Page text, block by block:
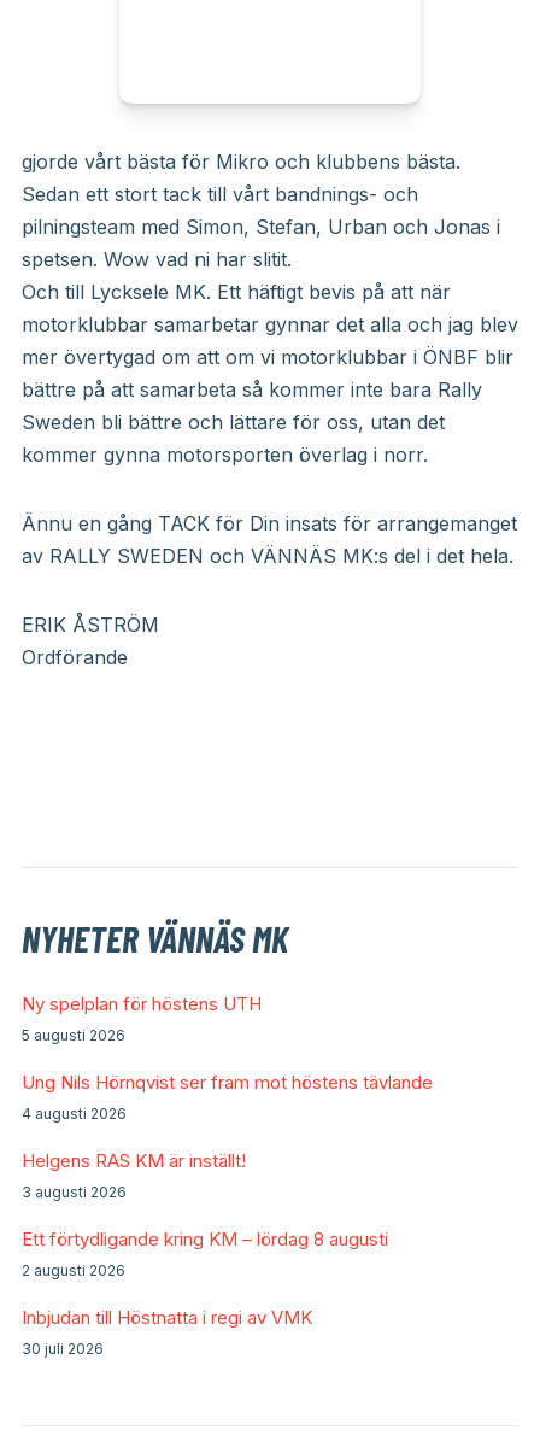
gjorde vårt bästa för Mikro och klubbens bästa.
Sedan ett stort tack till vårt bandnings- och
pilningsteam med Simon, Stefan, Urban och Jonas i
spetsen. Wow vad ni har slitit.
Och till Lycksele MK. Ett häftigt bevis på att när
motorklubbar samarbetar gynnar det alla och jag blev
mer övertygad om att om vi motorklubbar i ÖNBF blir
bättre på att samarbeta så kommer inte bara Rally
Sweden bli bättre och lättare för oss, utan det
kommer gynna motorsporten överlag i norr.
Ännu en gång TACK för Din insats för arrangemanget
av RALLY SWEDEN och VÄNNÄS MK:s del i det hela.
ERIK ÅSTRÖM
Ordförande
NYHETER VÄNNÄS MK
Ny spelplan för höstens UTH
5 augusti 2026
Ung Nils Hörnqvist ser fram mot höstens tävlande
4 augusti 2026
Helgens RAS KM är inställt!
3 augusti 2026
Ett förtydligande kring KM – lördag 8 augusti
2 augusti 2026
Inbjudan till Höstnatta i regi av VMK
30 juli 2026